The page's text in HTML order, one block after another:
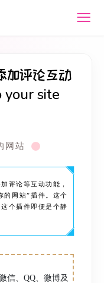
加评论互动
your site
网站
评论等互动功能，
的网站”插件。这个
个插件即便是个静
信、QQ、微博及